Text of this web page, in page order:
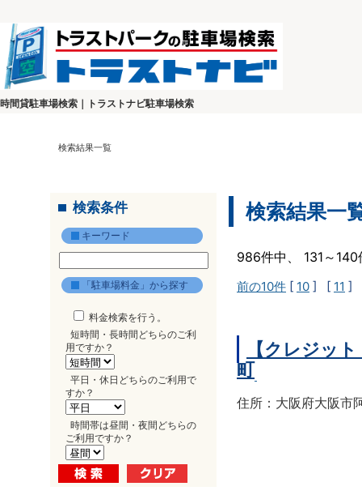
時間貸駐車場検索｜トラストナビ駐車場検索
検索結果一覧
検索条件
キーワード
「駐車場料金」から探す
料金検索を行う。
短時間・長時間どちらのご利
用ですか？
平日・休日どちらのご利用で
すか？
時間帯は昼間・夜間どちらの
ご利用ですか？
検索結果一
986件中、 131～
前の10件 [ 10 ] [ 11 ]
【クレジッ
町
住所：大阪府大阪市